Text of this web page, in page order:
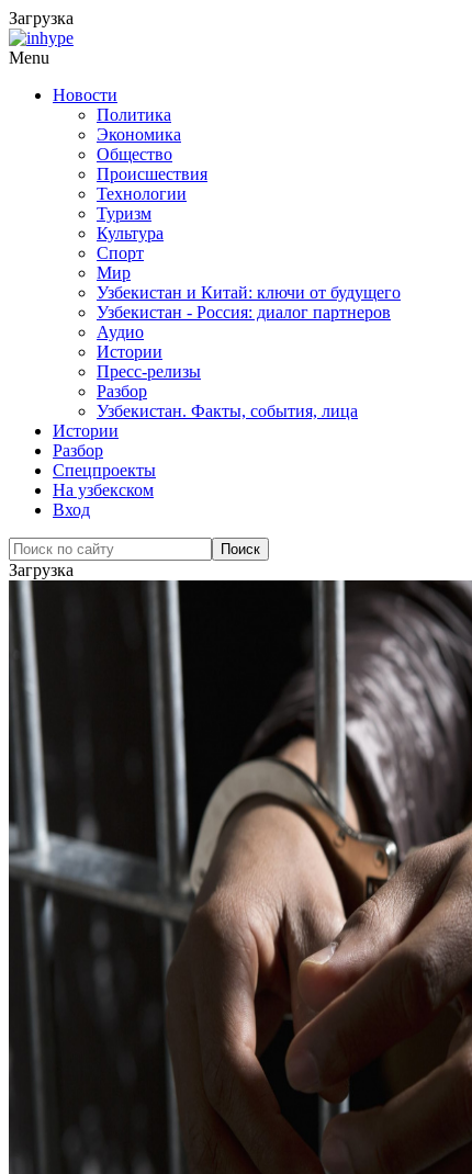
Загрузка
Menu
Новости
Политика
Экономика
Общество
Происшествия
Технологии
Туризм
Культура
Спорт
Мир
Узбекистан и Китай: ключи от будущего
Узбекистан - Россия: диалог партнеров
Аудио
Истории
Пресс-релизы
Разбор
Узбекистан. Факты, события, лица
Истории
Разбор
Спецпроекты
На узбекском
Вход
Загрузка